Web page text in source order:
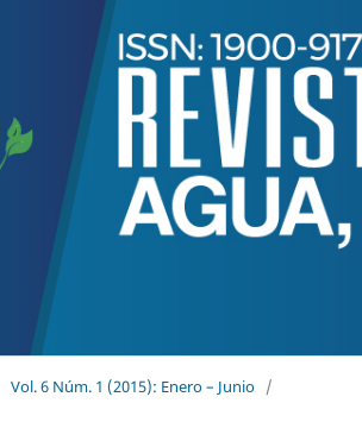
Vol. 6 Núm. 1 (2015): Enero – Junio /